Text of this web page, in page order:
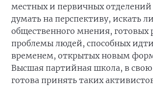
местных и первичных
думать на перспективу, искать
общественного мнения, готовых
проблемы людей, способных идти
временем, открытых новым
Высшая партийная школа, в свою
готова принять таких